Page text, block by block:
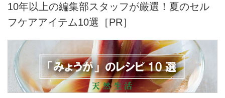
10年以上の編集部スタッフが厳選！夏のセル
フケアアイテム10選［PR］